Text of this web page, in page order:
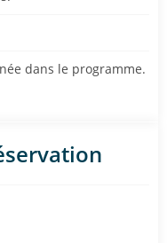
dans le programme.